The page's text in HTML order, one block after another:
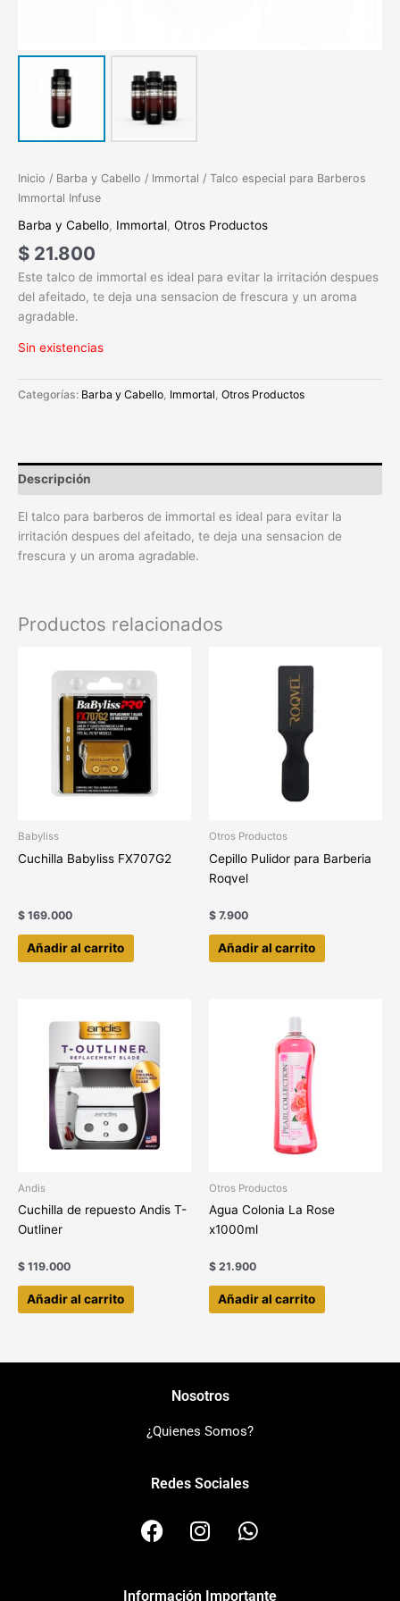
Inicio / Barba y Cabello / Immortal / Talco especial para Barberos
Immortal Infuse
Barba y Cabello, Immortal, Otros Productos
$ 21.800
Este talco de immortal es ideal para evitar la irritación despues
del afeitado, te deja una sensacion de frescura y un aroma
agradable.
Sin existencias
Categorías: Barba y Cabello, Immortal, Otros Productos
Descripción
El talco para barberos de immortal es ideal para evitar la
irritación despues del afeitado, te deja una sensacion de
frescura y un aroma agradable.
Productos relacionados
Babyliss
Cuchilla Babyliss FX707G2
$ 169.000
Añadir al carrito
Otros Productos
Cepillo Pulidor para Barberia
Roqvel
$ 7.900
Añadir al carrito
Andis
Cuchilla de repuesto Andis T-
Outliner
$ 119.000
Añadir al carrito
Otros Productos
Agua Colonia La Rose
x1000ml
$ 21.900
Añadir al carrito
Nosotros
¿Quienes Somos?
Redes Sociales
F
a
I
n
t
W
h
t
Información Importante